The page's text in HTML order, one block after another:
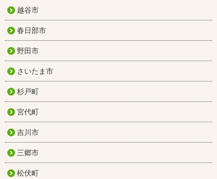
越谷市
春日部市
野田市
さいたま市
杉戸町
宮代町
吉川市
三郷市
松伏町